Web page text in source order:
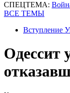
СПЕЦТЕМА:
ВСЕ ТЕМЫ
Вступление
Одессит